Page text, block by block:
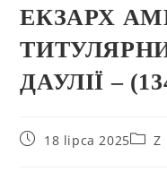
ЕКЗАРХ
ДАУЛІЇ –
18 lipca 2025 Z